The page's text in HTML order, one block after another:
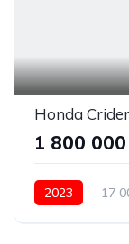
Honda Crider
1 800
2023 17